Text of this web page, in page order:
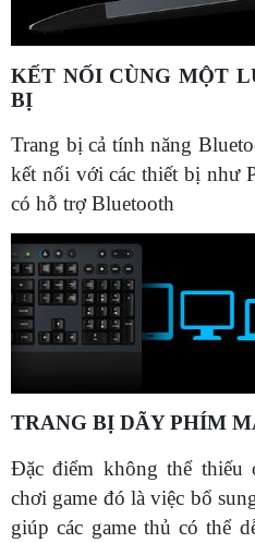
KẾT NỐI CÙNG MỘT
BỊ
Trang bị cả tính năng
kết nối với các thiết bị như
có hỗ trợ Bluetooth
TRANG BỊ DÃY PHÍM
Đặc điểm không thể thiếu
chơi game đó là việc bổ
giúp các game thủ có thể